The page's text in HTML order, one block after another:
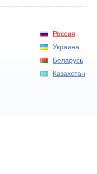
Россия
Украина
Беларусь
Казахстан